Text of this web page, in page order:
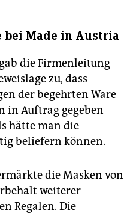
Made in Austria
die Firmenleitung
zu, dass
der begehrten Ware
in Auftrag gegeben
hätte man die
beliefern können.
die Masken von
weiterer
Regalen. Die